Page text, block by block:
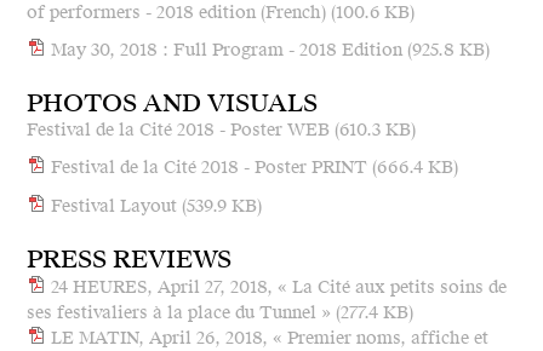
of performers - 2018 edition (French) (100.6 KB)
May 30, 2018 : Full Program - 2018 Edition (925.8 KB)
PHOTOS AND VISUALS
Festival de la Cité 2018 - Poster WEB (610.3 KB)
Festival de la Cité 2018 - Poster PRINT (666.4 KB)
Festival Layout (539.9 KB)
PRESS REVIEWS
24 HEURES, April 27, 2018, « La Cité aux petits soins de
ses festivaliers à la place du Tunnel » (277.4 KB)
LE MATIN, April 26, 2018, « Premier noms, affiche et